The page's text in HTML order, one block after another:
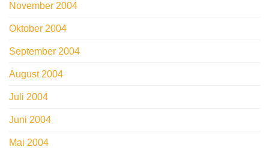
November 2004
Oktober 2004
September 2004
August 2004
Juli 2004
Juni 2004
Mai 2004